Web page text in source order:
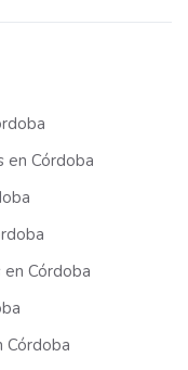
en Córdoba
Córdoba
Córdoba